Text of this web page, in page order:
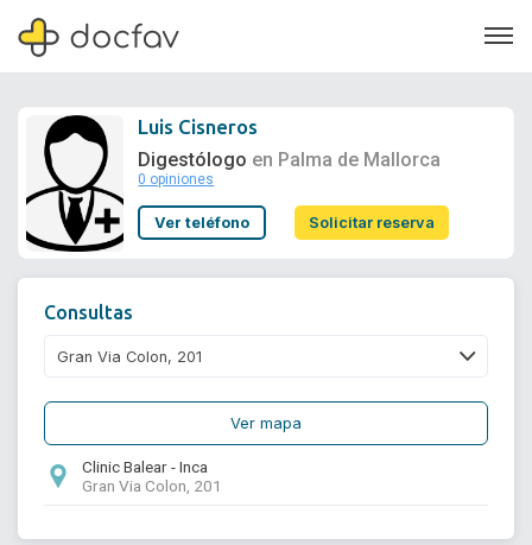
Soporte
Luis Cisneros
Digestólogo en Palma de Mallorca
0 opiniones
Ver teléfono Solicitar reserva
Consultas
Ver mapa
Clinic Balear - Inca
Gran Via Colon, 201